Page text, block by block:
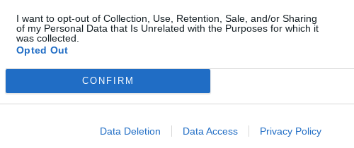
I want to opt-out of Collection, Use, Retention, Sale, and/or Sharing
of my Personal Data that Is Unrelated with the Purposes for which it
was collected.
Opted Out
CONFIRM
Data Deletion Data Access Privacy Policy
w korzystniejszym położeniu. Jego obecność w utworze
bardzo charakterystyczna dla poezji inspirowanej
i zazdrości trupowi. Mówiąc, że jest on jak lód ma na myśli
zdolność do nieodczuwania.
dewocjonaliów, różańca czy świec. Podmiot liryczny
porównań do swojej sytuacji, skupia się na własnym stanie